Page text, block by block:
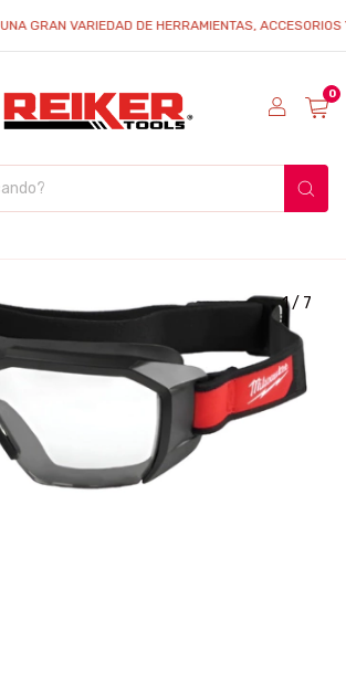
VARIEDAD DE HERRAMIENTAS, ACCESORIOS Y
0
1/ 7